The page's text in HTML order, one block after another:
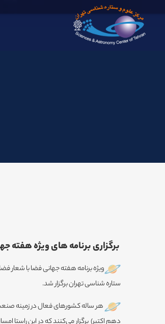
برگزاری برنامه های ویژه هفته
ویژه برنامه هفته جهانی فضا با شعار
ستاره شناسی تهران برگزار شد.
هر ساله کشورهای فعال در زمینه